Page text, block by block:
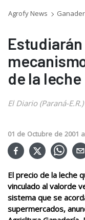
Agrofy News
de la leche
El Diario (Paraná-E.R.)
01 de Octubre de 2001
El precio de la leche
vinculado al valorde
sistema que se
supermercados,